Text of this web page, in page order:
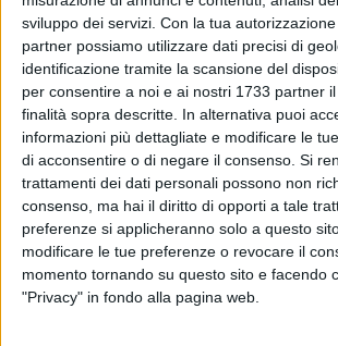
sviluppo dei servizi. Con la tua
partner possiamo utilizzare dati precisi di
identificazione tramite la scansione del
per consentire a noi e ai nostri 1733 partner
finalità sopra descritte. In alternativa puoi
informazioni più dettagliate e modificare le
di acconsentire o di negare il consenso. Si
trattamenti dei dati personali possono non
consenso, ma hai il diritto di opporti a tale
preferenze si applicheranno solo a questo
modificare le tue preferenze o revocare il
momento tornando su questo sito e facendo
"Privacy" in fondo alla pagina web.
settimana, hanno condiviso tante
attività collaterali. Mentre nella finale per
della terza e quarta piazza, Kioko Caserta
sulla Smg Latina.
Ma i risultati rimangono solo nelle
manifestazione ha raggiunto i suoi
di bambini hanno fatto conoscenze, si
esperienze nei linguaggi e nelle culture
giocato tra loro pur avendo tante
somatiche o culturali, perché le
differente e null'altro, insegnando a noi